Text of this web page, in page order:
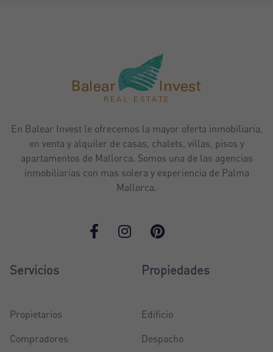
En Balear Invest le ofrecemos la mayor oferta inmobiliaria,
en venta y alquiler de casas, chalets, villas, pisos y
apartamentos de Mallorca. Somos una de las agencias
inmobiliarias con mas solera y experiencia de Palma
Mallorca.
Servicios
Propietarios
Compradores
Propiedades
Edificio
Despacho